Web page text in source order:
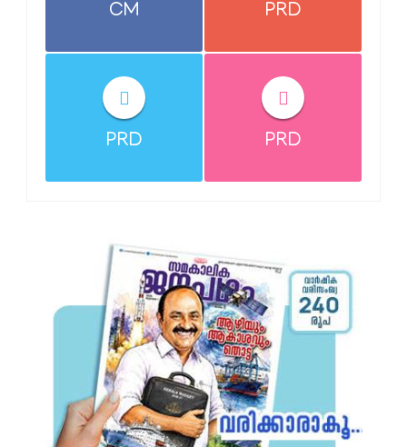
CM PRD
PRD PRD